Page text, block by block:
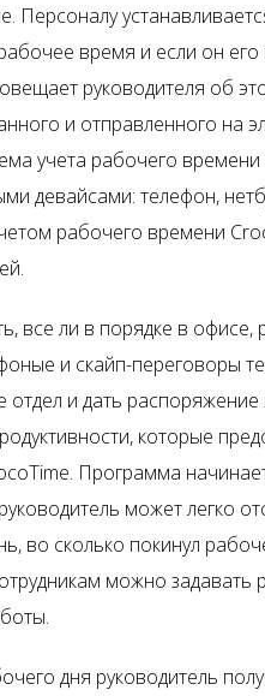
Персоналу
время и если он
руководителя об
и отправленного на
учета рабочего
девайсами: телефон,
рабочего времени
все ли в порядке в офисе,
и скайп-переговоры
и дать
которые
Программа
может легко
во сколько покинул
можно
дня руководитель